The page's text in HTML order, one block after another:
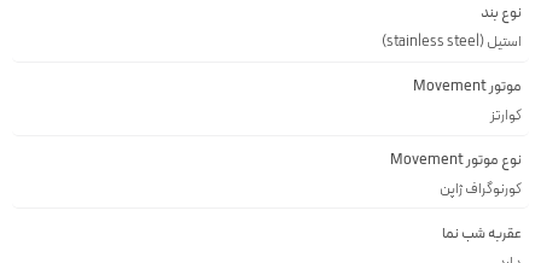
نوع بند
استیل (stainless steel)
موتور Movement
کوارتز
نوع موتور Movement
کورنوگراف ژاپن
عقربه شب نما